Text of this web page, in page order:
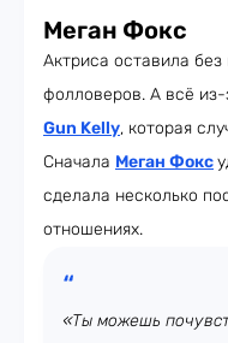
Меган Фокс
Актриса оставила
фолловеров. А всё
Gun Kelly, которая
Сначала Меган Фокс
сделала несколько
отношениях.
«Ты можешь